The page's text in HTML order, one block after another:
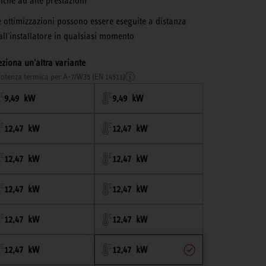
ottimizzazioni possono essere eseguite a distanza
in qualsiasi momento
un'altra variante
termica per A-7/W35 (EN 14511)
9,49 kW 9,49 kW
12,47 kW 12,47 kW
12,47 kW 12,47 kW
12,47 kW 12,47 kW
12,47 kW 12,47 kW
12,47 kW 12,47 kW